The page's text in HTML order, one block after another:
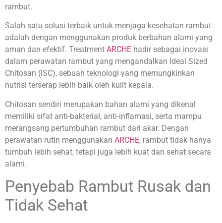
rambut.
Salah satu solusi terbaik untuk menjaga kesehatan rambut
adalah dengan menggunakan produk berbahan alami yang
aman dan efektif. Treatment ARCHE hadir sebagai inovasi
dalam perawatan rambut yang mengandalkan Ideal Sized
Chitosan (ISC), sebuah teknologi yang memungkinkan
nutrisi terserap lebih baik oleh kulit kepala.
Chitosan sendiri merupakan bahan alami yang dikenal
memiliki sifat anti-bakterial, anti-inflamasi, serta mampu
merangsang pertumbuhan rambut dari akar. Dengan
perawatan rutin menggunakan ARCHE, rambut tidak hanya
tumbuh lebih sehat, tetapi juga lebih kuat dan sehat secara
alami.
Penyebab Rambut Rusak dan
Tidak Sehat